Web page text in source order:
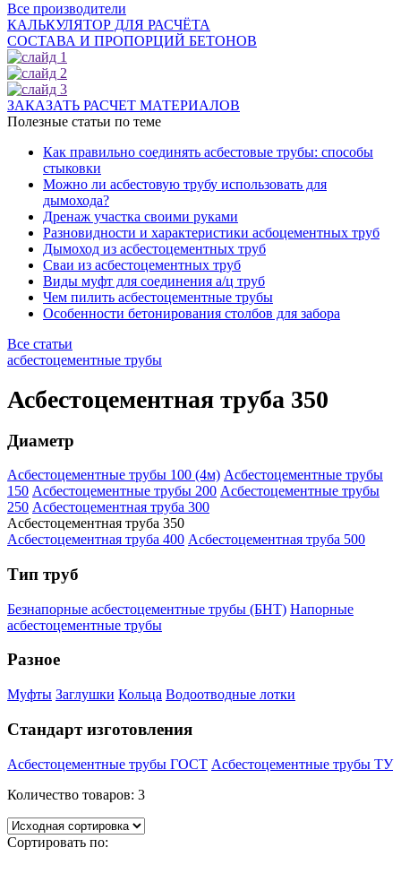
Все производители
КАЛЬКУЛЯТОР ДЛЯ РАСЧЁТА
СОСТАВА И ПРОПОРЦИЙ БЕТОНОВ
ЗАКАЗАТЬ РАСЧЕТ МАТЕРИАЛОВ
Полезные статьи по теме
Как правильно соединять асбестовые трубы: способы
стыковки
Можно ли асбестовую трубу использовать для
дымохода?
Дренаж участка своими руками
Разновидности и характеристики асбоцементных труб
Дымоход из асбестоцементных труб
Сваи из асбестоцементных труб
Виды муфт для соединения а/ц труб
Чем пилить асбестоцементные трубы
Особенности бетонирования столбов для забора
Все статьи
асбестоцементные трубы
Асбестоцементная труба 350
Диаметр
Асбестоцементные трубы 100 (4м) Асбестоцементные трубы
150 Асбестоцементные трубы 200 Асбестоцементные трубы
250 Асбестоцементная труба 300
Асбестоцементная труба 350
Асбестоцементная труба 400 Асбестоцементная труба 500
Тип труб
Безнапорные асбестоцементные трубы (БНТ) Напорные
асбестоцементные трубы
Разное
Муфты Заглушки Кольца Водоотводные лотки
Стандарт изготовления
Асбестоцементные трубы ГОСТ Асбестоцементные трубы ТУ
Количество товаров: 3
Сортировать по: